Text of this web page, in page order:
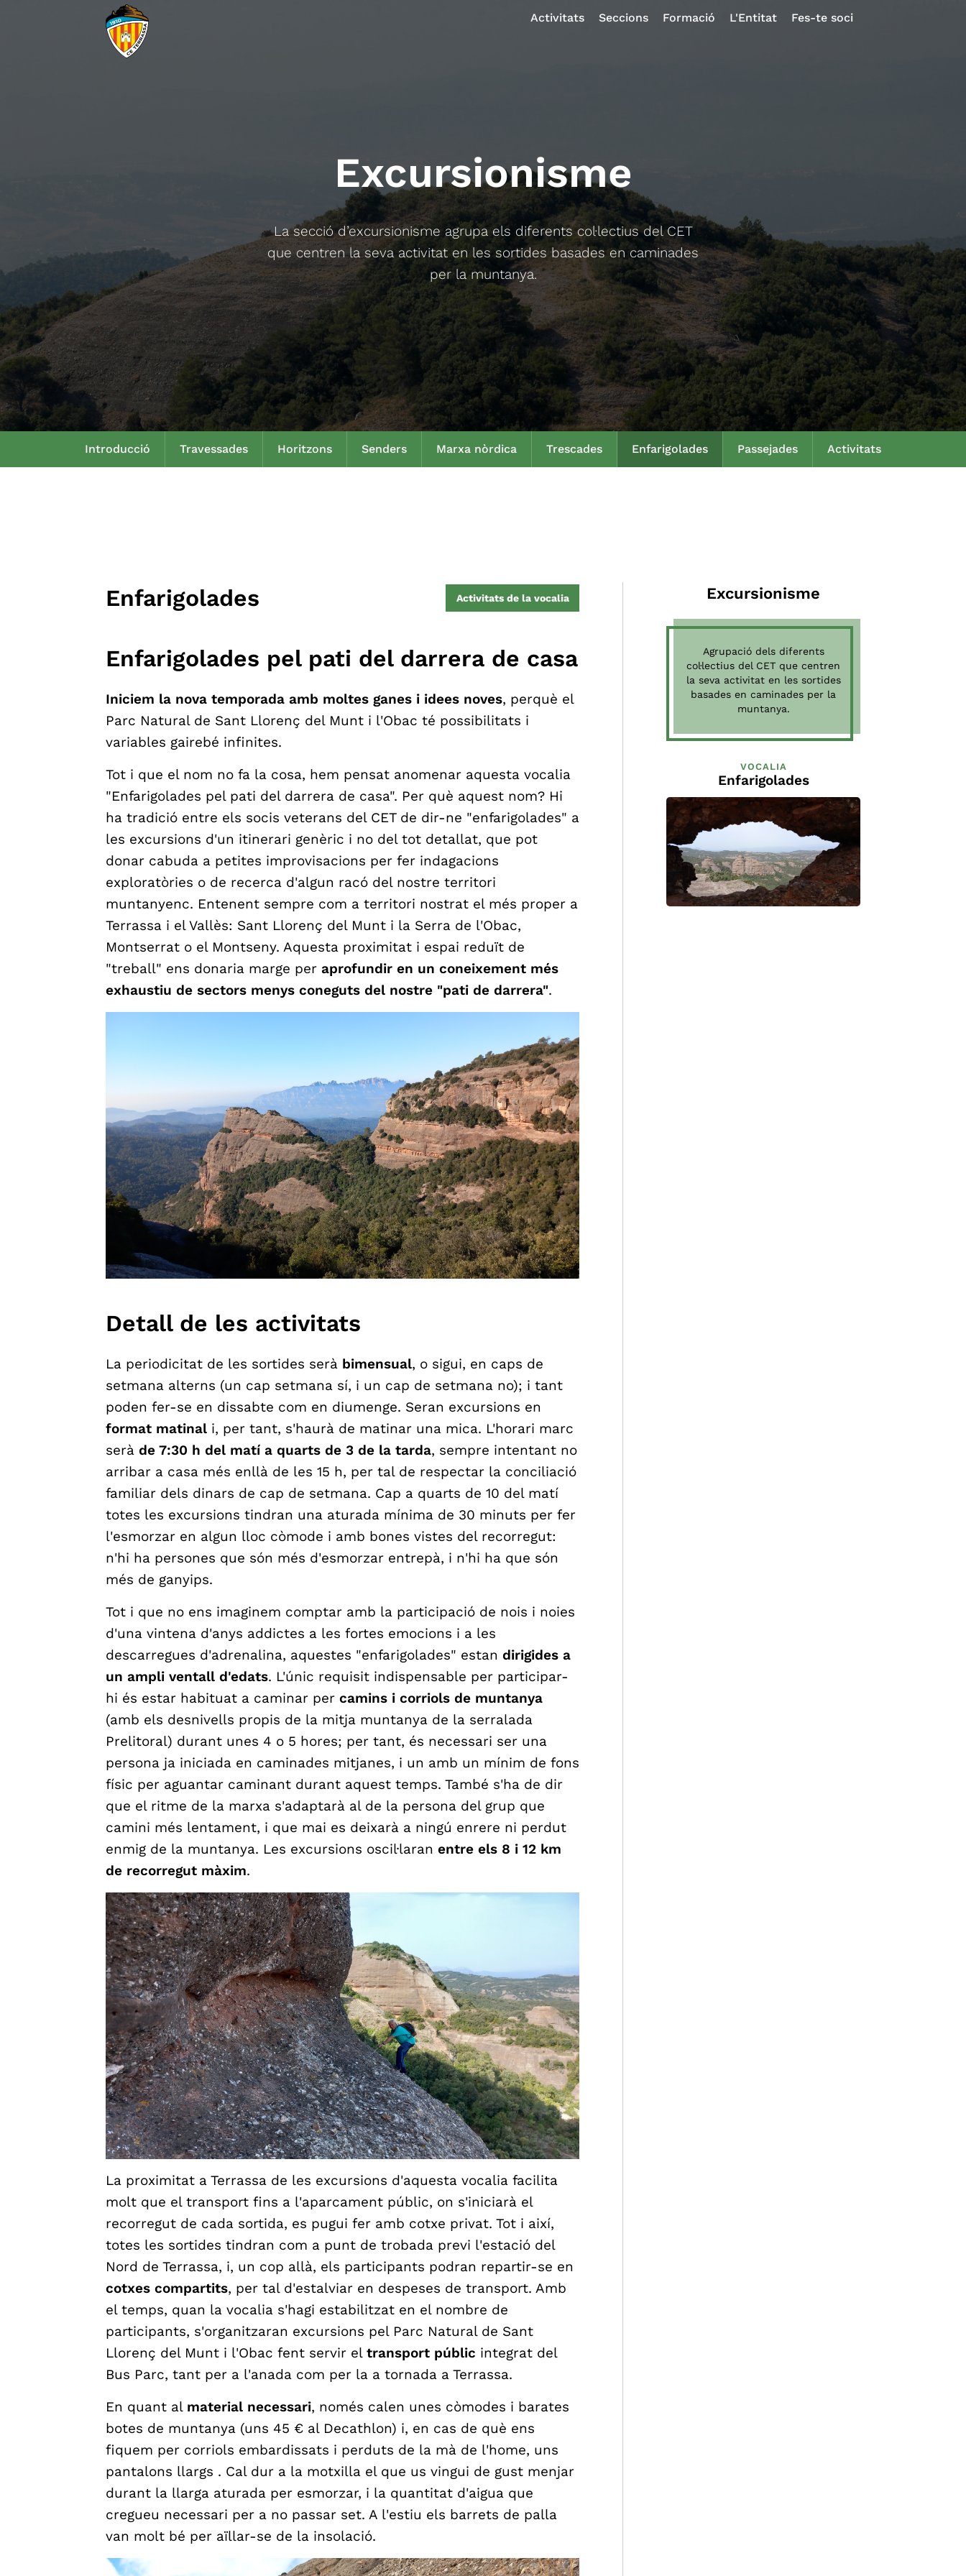
Activitats Seccions Formació L'Entitat Fes-te soci
Excursionisme
La secció d’excursionisme agrupa els diferents col·lectius del CET
que centren la seva activitat en les sortides basades en caminades
per la muntanya.
Introducció Travessades Horitzons Senders Marxa nòrdica Trescades Enfarigolades Passejades Activitats
Enfarigolades Activitats de la vocalia
Enfarigolades pel pati del darrera de casa
Iniciem la nova temporada amb moltes ganes i idees noves, perquè el
Parc Natural de Sant Llorenç del Munt i l'Obac té possibilitats i
variables gairebé infinites.
Tot i que el nom no fa la cosa, hem pensat anomenar aquesta vocalia
"Enfarigolades pel pati del darrera de casa". Per què aquest nom? Hi
ha tradició entre els socis veterans del CET de dir-ne "enfarigolades" a
les excursions d'un itinerari genèric i no del tot detallat, que pot
donar cabuda a petites improvisacions per fer indagacions
exploratòries o de recerca d'algun racó del nostre territori
muntanyenc. Entenent sempre com a territori nostrat el més proper a
Terrassa i el Vallès: Sant Llorenç del Munt i la Serra de l'Obac,
Montserrat o el Montseny. Aquesta proximitat i espai reduït de
"treball" ens donaria marge per aprofundir en un coneixement més
exhaustiu de sectors menys coneguts del nostre "pati de darrera".
Detall de les activitats
La periodicitat de les sortides serà bimensual, o sigui, en caps de
setmana alterns (un cap setmana sí, i un cap de setmana no); i tant
poden fer-se en dissabte com en diumenge. Seran excursions en
format matinal i, per tant, s'haurà de matinar una mica. L'horari marc
serà de 7:30 h del matí a quarts de 3 de la tarda, sempre intentant no
arribar a casa més enllà de les 15 h, per tal de respectar la conciliació
familiar dels dinars de cap de setmana. Cap a quarts de 10 del matí
totes les excursions tindran una aturada mínima de 30 minuts per fer
l'esmorzar en algun lloc còmode i amb bones vistes del recorregut:
n'hi ha persones que són més d'esmorzar entrepà, i n'hi ha que són
més de ganyips.
Tot i que no ens imaginem comptar amb la participació de nois i noies
d'una vintena d'anys addictes a les fortes emocions i a les
descarregues d'adrenalina, aquestes "enfarigolades" estan dirigides a
un ampli ventall d'edats. L'únic requisit indispensable per participar-
hi és estar habituat a caminar per camins i corriols de muntanya
(amb els desnivells propis de la mitja muntanya de la serralada
Prelitoral) durant unes 4 o 5 hores; per tant, és necessari ser una
persona ja iniciada en caminades mitjanes, i un amb un mínim de fons
físic per aguantar caminant durant aquest temps. També s'ha de dir
que el ritme de la marxa s'adaptarà al de la persona del grup que
camini més lentament, i que mai es deixarà a ningú enrere ni perdut
enmig de la muntanya. Les excursions oscil·laran entre els 8 i 12 km
de recorregut màxim.
La proximitat a Terrassa de les excursions d'aquesta vocalia facilita
molt que el transport fins a l'aparcament públic, on s'iniciarà el
recorregut de cada sortida, es pugui fer amb cotxe privat. Tot i així,
totes les sortides tindran com a punt de trobada previ l'estació del
Nord de Terrassa, i, un cop allà, els participants podran repartir-se en
cotxes compartits, per tal d'estalviar en despeses de transport. Amb
el temps, quan la vocalia s'hagi estabilitzat en el nombre de
participants, s'organitzaran excursions pel Parc Natural de Sant
Llorenç del Munt i l'Obac fent servir el transport públic integrat del
Bus Parc, tant per a l'anada com per la a tornada a Terrassa.
En quant al material necessari, només calen unes còmodes i barates
botes de muntanya (uns 45 € al Decathlon) i, en cas de què ens
fiquem per corriols embardissats i perduts de la mà de l'home, uns
pantalons llargs . Cal dur a la motxilla el que us vingui de gust menjar
durant la llarga aturada per esmorzar, i la quantitat d'aigua que
cregueu necessari per a no passar set. A l'estiu els barrets de palla
van molt bé per aïllar-se de la insolació.
Excursionisme
Agrupació dels diferents
col·lectius del CET que centren
la seva activitat en les sortides
basades en caminades per la
muntanya.
VOCALIA
Enfarigolades